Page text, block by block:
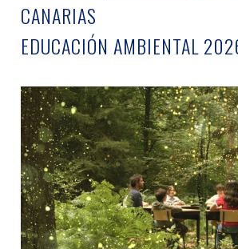
CANARIAS
EDUCACIÓN AMBIENTAL